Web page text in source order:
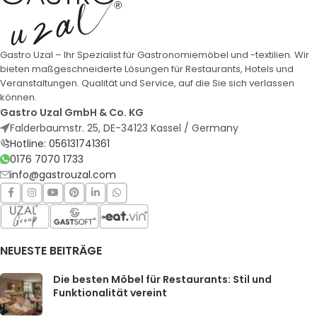
Gastro Uzal – Ihr Spezialist für Gastronomiemöbel und -textilien. Wir
bieten maßgeschneiderte Lösungen für Restaurants, Hotels und
Veranstaltungen. Qualität und Service, auf die Sie sich verlassen
können.
Gastro Uzal GmbH & Co. KG
Falderbaumstr. 25, DE-34123 Kassel / Germany
Hotline: 056131741361
0176 7070 1733
info@gastrouzal.com
NEUESTE BEITRÄGE
Die besten Möbel für Restaurants: Stil und
Funktionalität vereint